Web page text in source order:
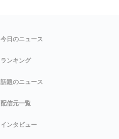
今日のニュース
ランキング
話題のニュース
配信元一覧
インタビュー